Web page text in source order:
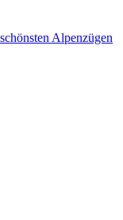
Alpenzügen